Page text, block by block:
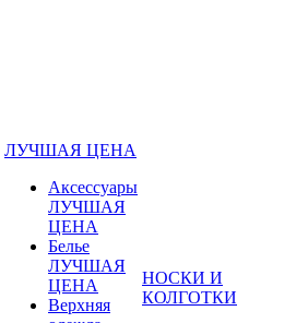
ЛУЧШАЯ ЦЕНА
Аксессуары
ЛУЧШАЯ
ЦЕНА
Белье
ЛУЧШАЯ
ЦЕНА
Верхняя
НОСКИ И
КОЛГОТКИ